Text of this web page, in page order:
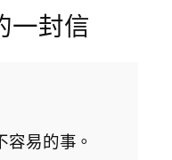
一封信
易的事。